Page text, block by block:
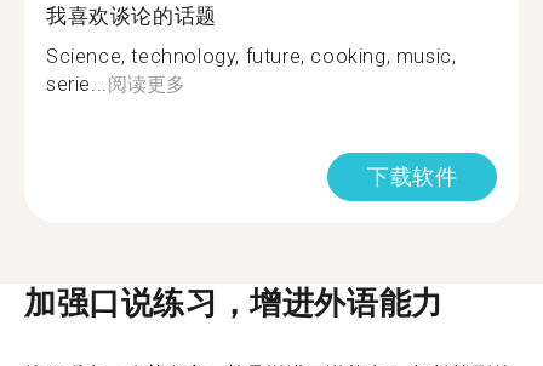
我喜欢谈论的话题
Science, technology, future, cooking, music,
serie... 阅读更多
下载软件
加强口说练习，增进外语能力